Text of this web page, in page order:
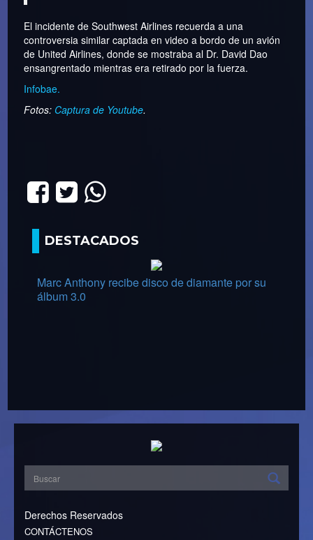
El incidente de Southwest Airlines recuerda a una
controversia similar captada en video a bordo de un avión
de United Airlines, donde se mostraba al Dr. David Dao
ensangrentado mientras era retirado por la fuerza.
Infobae.
Fotos: Captura de Youtube.
DESTACADOS
Marc Anthony recibe disco de diamante por su
álbum 3.0
Derechos Reservados
CONTÁCTENOS